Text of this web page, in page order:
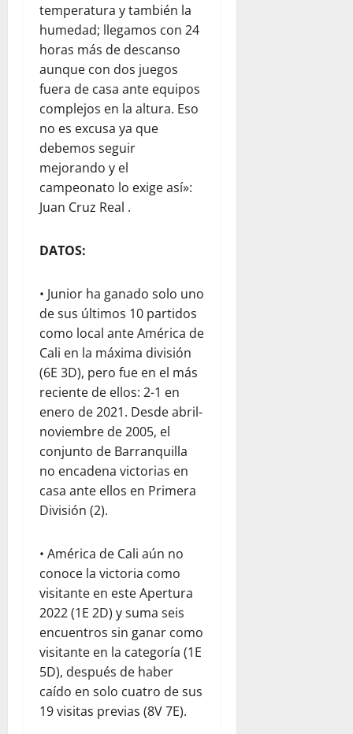
temperatura y también la
humedad; llegamos con 24
horas más de descanso
aunque con dos juegos
fuera de casa ante equipos
complejos en la altura. Eso
no es excusa ya que
debemos seguir
mejorando y el
campeonato lo exige así»:
Juan Cruz Real .
DATOS:
• Junior ha ganado solo uno
de sus últimos 10 partidos
como local ante América de
Cali en la máxima división
(6E 3D), pero fue en el más
reciente de ellos: 2-1 en
enero de 2021. Desde abril-
noviembre de 2005, el
conjunto de Barranquilla
no encadena victorias en
casa ante ellos en Primera
División (2).
• América de Cali aún no
conoce la victoria como
visitante en este Apertura
2022 (1E 2D) y suma seis
encuentros sin ganar como
visitante en la categoría (1E
5D), después de haber
caído en solo cuatro de sus
19 visitas previas (8V 7E).